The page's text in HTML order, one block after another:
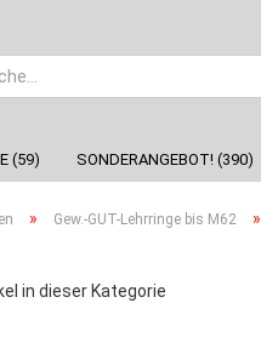
(59) SONDERANGEBOT! (390)
» Gew.-GUT-Lehrringe bis M62 »
in dieser Kategorie